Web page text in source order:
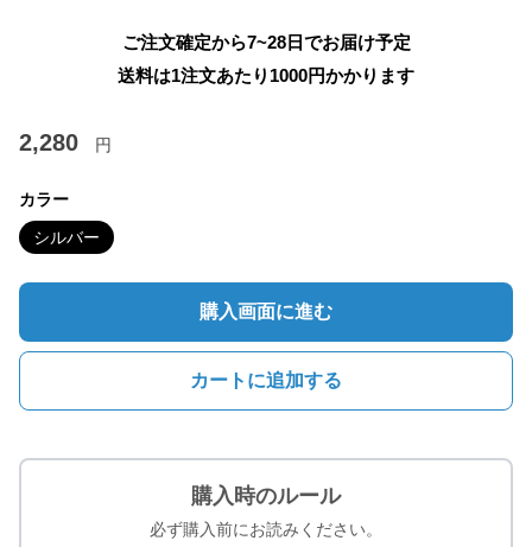
ご注文確定から7~28日でお届け予定
送料は1注文あたり 1000円かかります
2,280 円
カラー
シルバー
購入画面に進む
カートに追加する
購入時のルール
必ず購入前にお読みください。